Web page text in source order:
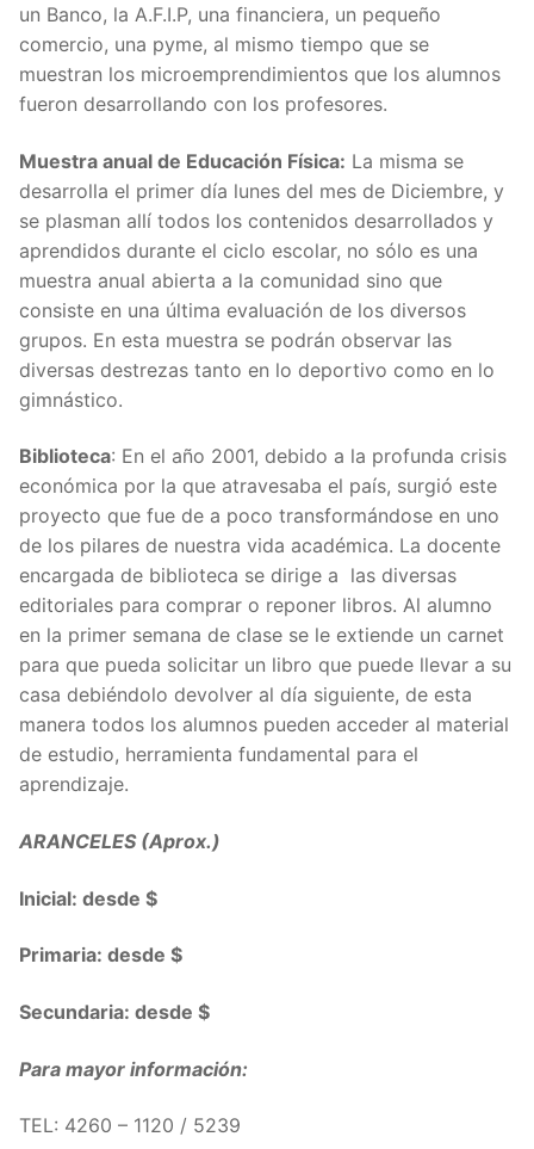
un Banco, la A.F.I.P, una financiera, un pequeño
comercio, una pyme, al mismo tiempo que se
muestran los microemprendimientos que los alumnos
fueron desarrollando con los profesores.
Muestra anual de Educación Física: La misma se
desarrolla el primer día lunes del mes de Diciembre, y
se plasman allí todos los contenidos desarrollados y
aprendidos durante el ciclo escolar, no sólo es una
muestra anual abierta a la comunidad sino que
consiste en una última evaluación de los diversos
grupos. En esta muestra se podrán observar las
diversas destrezas tanto en lo deportivo como en lo
gimnástico.
Biblioteca: En el año 2001, debido a la profunda crisis
económica por la que atravesaba el país, surgió este
proyecto que fue de a poco transformándose en uno
de los pilares de nuestra vida académica. La docente
encargada de biblioteca se dirige a las diversas
editoriales para comprar o reponer libros. Al alumno
en la primer semana de clase se le extiende un carnet
para que pueda solicitar un libro que puede llevar a su
casa debiéndolo devolver al día siguiente, de esta
manera todos los alumnos pueden acceder al material
de estudio, herramienta fundamental para el
aprendizaje.
ARANCELES (Aprox.)
Inicial: desde $
Primaria: desde $
Secundaria: desde $
Para mayor información:
TEL: 4260 – 1120 / 5239